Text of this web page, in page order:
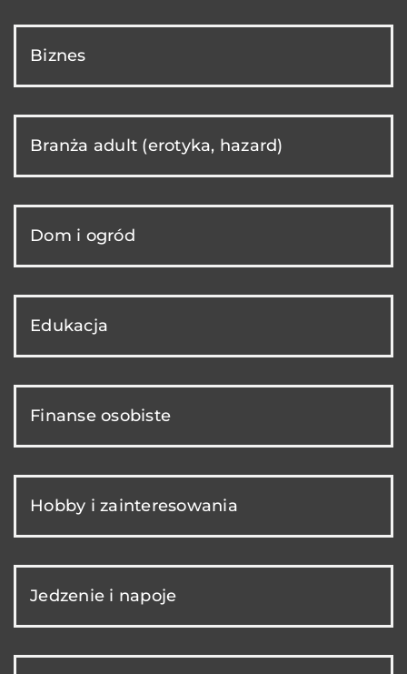
Biznes
Branża adult (erotyka, hazard)
Dom i ogród
Edukacja
Finanse osobiste
Hobby i zainteresowania
Jedzenie i napoje